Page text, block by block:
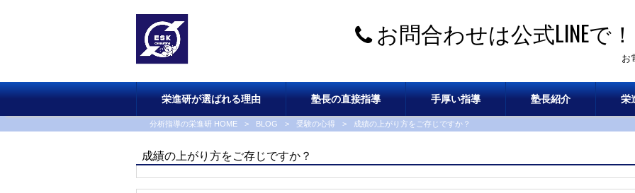
お問合わせは公式LINEで！
お
栄進研が選ばれる理由 塾長の直接指導 手厚い指導 塾長紹介 栄
分析指導の栄進研 HOME > BLOG > 受験の心得 > 成績の上がり方をご存じですか？
成績の上がり方をご存じですか？